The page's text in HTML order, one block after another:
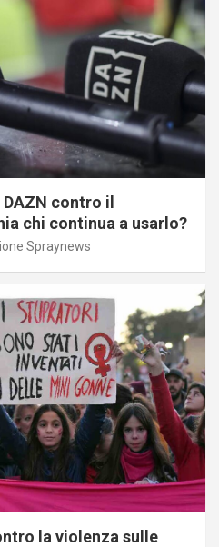
contro il
chi continua a usarlo?
Spraynews
la violenza sulle